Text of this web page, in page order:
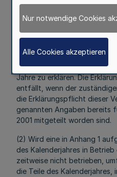
Erklärungszeitraum ist das
Erklärungszeitraum ist das
Jahre zu erklären. Die
entfällt, wenn der
die Erklärungspflicht dieser
genannten Angaben bereits
2001 mitgeteilt worden sind.
(2) Wird eine in Anhang 1
des Kalenderjahres in
zeitweise nicht betrieben,
die Teile des Kalenderjahres,
Nur notwendige Cookies
Alle Cookies akzeptieren